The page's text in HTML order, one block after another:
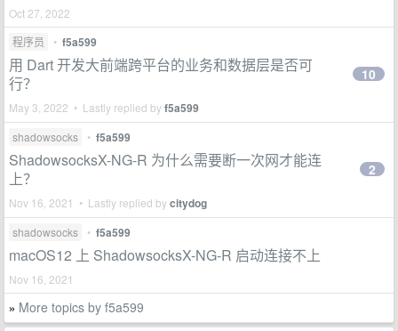
Oct 27, 2022
程序员
• f5a599
用 Dart 开发大前端跨平台的业务和数据层是否可
行？
May 3, 2022 • Lastly replied byf5a599
10
shadowsocks • f5a599
ShadowsocksX-NG-R 为什么需要断一次网才能连
上？
Nov 16, 2021 • Lastly replied bycitydog
2
shadowsocks • f5a599
macOS12 上 ShadowsocksX-NG-R 启动连接不上
Nov 16, 2021
» More topics by f5a599